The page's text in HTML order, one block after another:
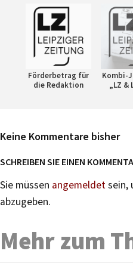
Förderbetrag für
die Redaktion
Kombi-
„LZ &
Keine Kommentare bisher
SCHREIBEN SIE EINEN
Sie müssen angemeldetsein,
abzugeben.
Mehr zum